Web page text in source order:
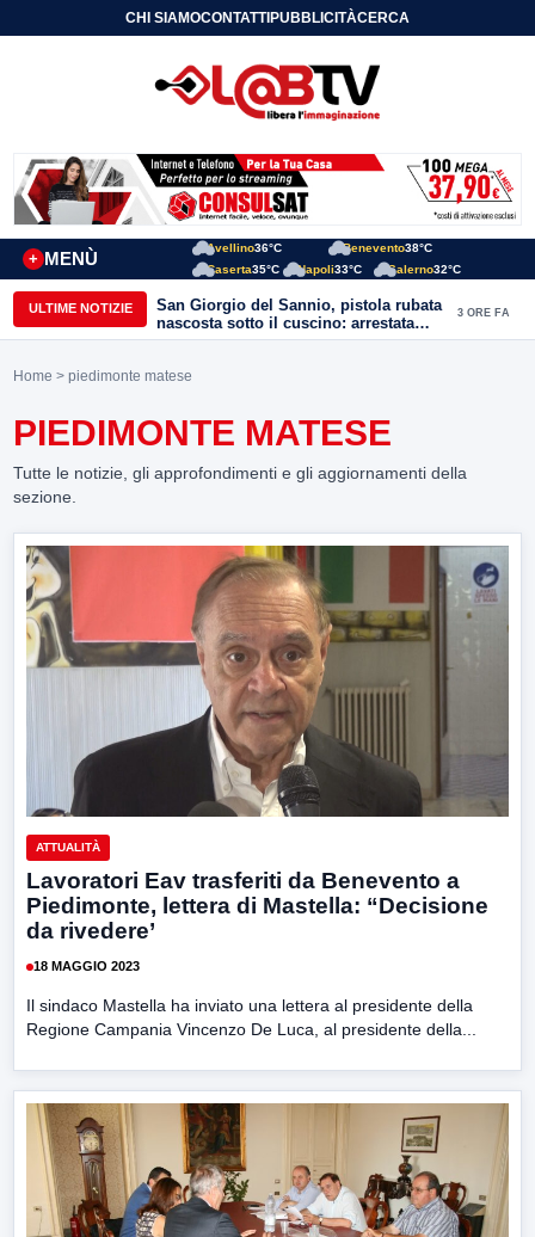
CHI SIAMOCONTATTIPUBBLICITÀCERCA
MENÙ
+
Avellino36°C Benevento38°C
Caserta35°C Napoli33°C Salerno32°C
ULTIME NOTIZIE
San Giorgio del Sannio, pistola rubata
nascosta sotto il cuscino: arrestata
51enne
3 ORE FA
Home > piedimonte matese
PIEDIMONTE MATESE
Tutte le notizie, gli approfondimenti e gli aggiornamenti della
sezione.
ATTUALITÀ
Lavoratori Eav trasferiti da Benevento a
Piedimonte, lettera di Mastella: “Decisione
da rivedere’
18 MAGGIO 2023
Il sindaco Mastella ha inviato una lettera al presidente della
Regione Campania Vincenzo De Luca, al presidente della...